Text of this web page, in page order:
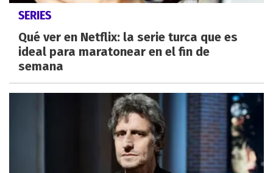
SERIES
Qué ver en Netflix: la serie turca que es
ideal para maratonear en el fin de
semana